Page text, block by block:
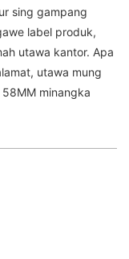
sing gampang
label produk,
utawa kantor. Apa
utawa mung
minangka